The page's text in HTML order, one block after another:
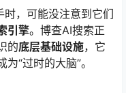
，可能没注意到它们
引擎。博查AI搜索正
的底层基础设施，它
“过时的大脑”。